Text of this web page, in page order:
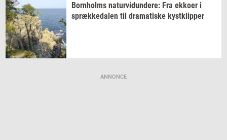
Born­holms na­tur­vi­dun­de­re: Fra ek­ko­er i
spræk­ke­da­len til dra­ma­ti­ske kyst­klip­per
ANNONCE